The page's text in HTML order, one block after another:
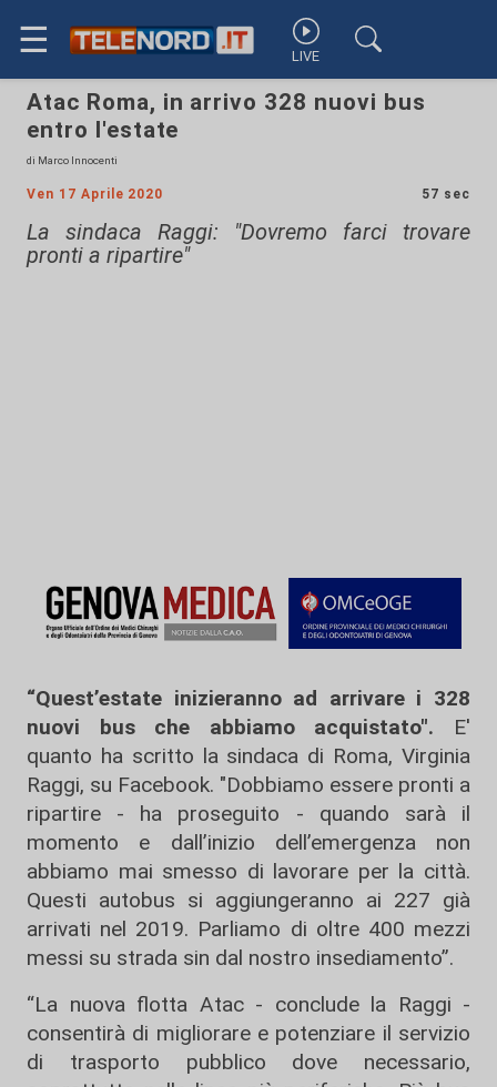
☰ LIVE
Atac Roma, in arrivo 328 nuovi bus
entro l'estate
di Marco Innocenti
Ven 17 Aprile 2020 57 sec
La sindaca Raggi: "Dovremo farci trovare
pronti a ripartire"
“Quest’estate inizieranno ad arrivare i 328
nuovi bus che abbiamo acquistato". E'
quanto ha scritto la sindaca di Roma, Virginia
Raggi, su Facebook. "Dobbiamo essere pronti a
ripartire - ha proseguito - quando sarà il
momento e dall’inizio dell’emergenza non
abbiamo mai smesso di lavorare per la città.
Questi autobus si aggiungeranno ai 227 già
arrivati nel 2019. Parliamo di oltre 400 mezzi
messi su strada sin dal nostro insediamento”.
“La nuova flotta Atac - conclude la Raggi -
consentirà di migliorare e potenziare il servizio
di trasporto pubblico dove necessario,